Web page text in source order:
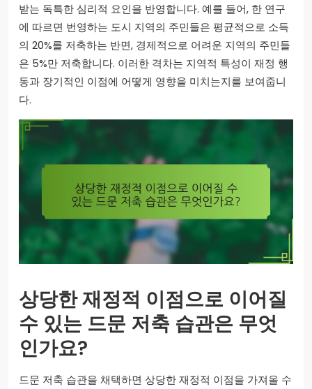
받는 독특한 심리적 요인을 반영합니다. 예를 들어, 한 연구
에 따르면 번영하는 도시 지역의 주민들은 평균적으로 소득
의 20%를 저축하는 반면, 경제적으로 어려운 지역의 주민들
은 5%만 저축합니다. 이러한 격차는 지역적 특성이 재정 행
동과 장기적인 이점에 어떻게 영향을 미치는지를 보여줍니
다.
상당한 재정적 이점으로 이어질
수 있는 드문 저축 습관은 무엇
인가요?
드문 저축 습관을 채택하면 상당한 재정적 이점을 가져올 수